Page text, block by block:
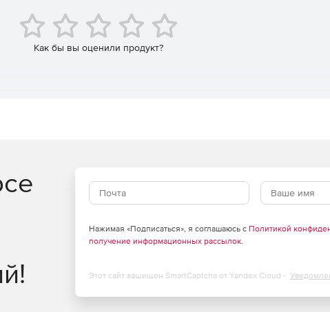
онлайн курсы, повышение квалификации, учебно-методические
сопровождение экспертов.
цену за проект.
лицензий, все уже включено.
Как бы вы оценили продукт?
Нажимая «Подписаться», я соглашаюсь с Политикой
получение информационных рассылок.
Этот сайт защищен SmartCaptcha от Yandex Cloud -